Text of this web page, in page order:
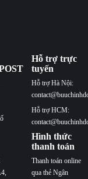
Hỗ trợ trực
tuyến
Hỗ trợ Hà Nội:
Hỗ trợ HCM:
Hình thức
thanh toán
Thanh toán online
qua thẻ Ngân